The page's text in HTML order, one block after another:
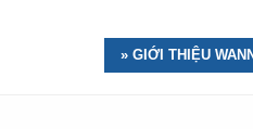
» GIỚI THIỆU